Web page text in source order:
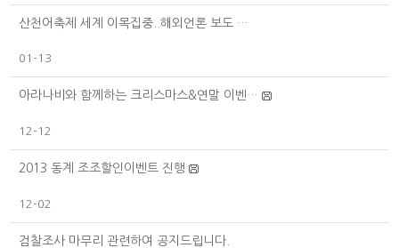
산천어축제 세계 이목집중..해외언론 보도 …
01-13
아라나비와 함께하는 크리스마스&연말 이벤…
12-12
2013 동계 조조할인이벤트 진행
12-02
검찰조사 마무리 관련하여 공지드립니다.